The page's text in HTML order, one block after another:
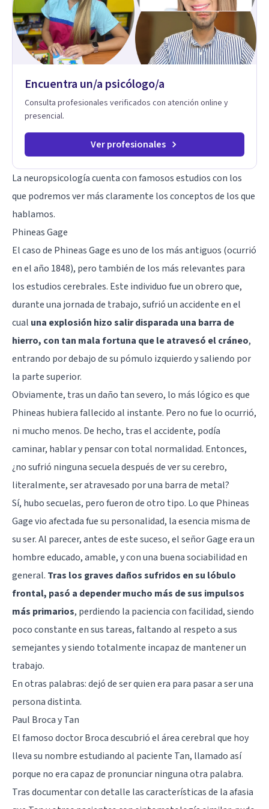
Encuentra un/a psicólogo/a
Consulta profesionales verificados con atención online y
presencial.
Ver profesionales
La neuropsicología cuenta con famosos estudios con los
que podremos ver más claramente los conceptos de los que
hablamos.
Phineas Gage
El caso de Phineas Gage es uno de los más antiguos (ocurrió
en el año 1848), pero también de los más relevantes para
los estudios cerebrales. Este individuo fue un obrero que,
durante una jornada de trabajo, sufrió un accidente en el
cual una explosión hizo salir disparada una barra de
hierro, con tan mala fortuna que le atravesó el cráneo,
entrando por debajo de su pómulo izquierdo y saliendo por
la parte superior.
Obviamente, tras un daño tan severo, lo más lógico es que
Phineas hubiera fallecido al instante. Pero no fue lo ocurrió,
ni mucho menos. De hecho, tras el accidente, podía
caminar, hablar y pensar con total normalidad. Entonces,
¿no sufrió ninguna secuela después de ver su cerebro,
literalmente, ser atravesado por una barra de metal?
Sí, hubo secuelas, pero fueron de otro tipo. Lo que Phineas
Gage vio afectada fue su personalidad, la esencia misma de
su ser. Al parecer, antes de este suceso, el señor Gage era un
hombre educado, amable, y con una buena sociabilidad en
general. Tras los graves daños sufridos en su lóbulo
frontal, pasó a depender mucho más de sus impulsos
más primarios, perdiendo la paciencia con facilidad, siendo
poco constante en sus tareas, faltando al respeto a sus
semejantes y siendo totalmente incapaz de mantener un
trabajo.
En otras palabras: dejó de ser quien era para pasar a ser una
persona distinta.
Paul Broca y Tan
El famoso doctor Broca descubrió el área cerebral que hoy
lleva su nombre estudiando al paciente Tan, llamado así
porque no era capaz de pronunciar ninguna otra palabra.
Tras documentar con detalle las características de la afasia